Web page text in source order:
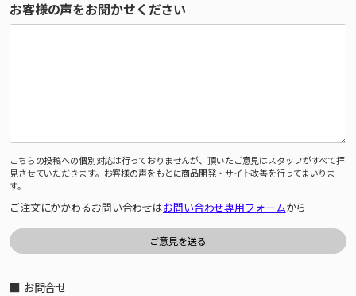
お客様の声をお聞かせください
こちらの投稿への個別対応は行っておりませんが、頂いたご意見はスタッフがすべて拝
見させていただきます。お客様の声をもとに商品開発・サイト改善を行ってまいりま
す。
ご注文にかかわるお問い合わせはお問い合わせ専用フォームから
■ お問合せ